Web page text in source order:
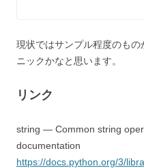
現状ではサンプル程度のも
ニックかなと思います。
リンク
string — Common string
documentation
https://docs.python.org/3/